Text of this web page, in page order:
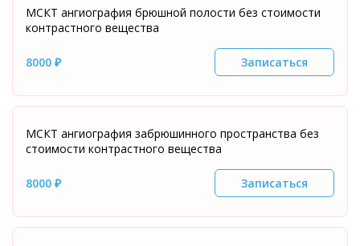
МСКТ ангиография брюшной полости без стоимости
контрастного вещества
8000 ₽ Записаться
МСКТ ангиография забрюшинного пространства без
стоимости контрастного вещества
8000 ₽ Записаться